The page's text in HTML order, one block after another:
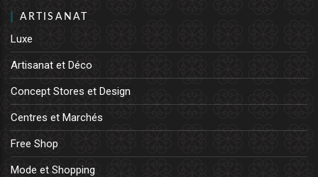
ARTISANAT
Luxe
Artisanat et Déco
Concept Stores et Design
Centres et Marchés
Free Shop
Mode et Shopping